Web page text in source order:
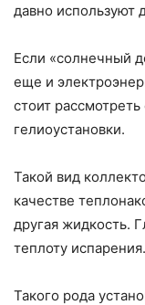
давно используют
Если «солнечный
еще и
стоит
гелиоустановки.
Такой вид
качестве
другая жидкость.
теплоту испарения.
Такого рода